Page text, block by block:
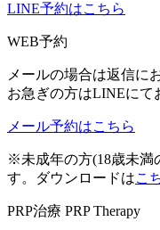
LINE予約はこちら
WEB予約
メールの場合は返信に
お急ぎの方はLINEにて
メール予約はこちら
※未成年の方(18歳未満
す。ダウンロードはこ
PRP治療 PRP Therapy